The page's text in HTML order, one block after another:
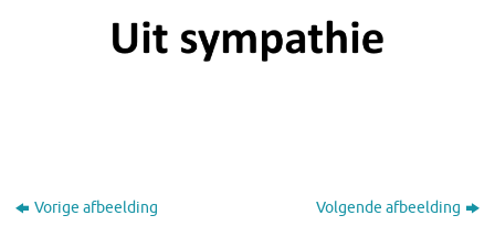
Vorige afbeelding Volgende afbeelding